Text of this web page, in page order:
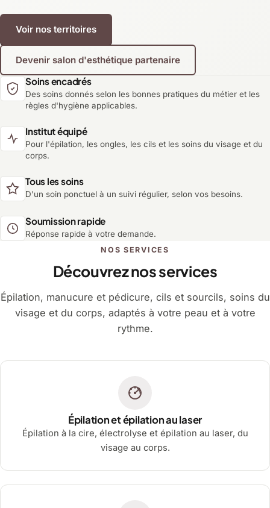
Voir nos territoires
Devenir salon d'esthétique partenaire
Soins encadrés
Des soins donnés selon les bonnes pratiques du métier et les
règles d'hygiène applicables.
Institut équipé
Pour l'épilation, les ongles, les cils et les soins du visage et du
corps.
Tous les soins
D'un soin ponctuel à un suivi régulier, selon vos besoins.
Soumission rapide
Réponse rapide à votre demande.
NOS SERVICES
Découvrez nos services
Épilation, manucure et pédicure, cils et sourcils, soins du
visage et du corps, adaptés à votre peau et à votre
rythme.
Épilation et épilation au laser
Épilation à la cire, électrolyse et épilation au laser, du
visage au corps.